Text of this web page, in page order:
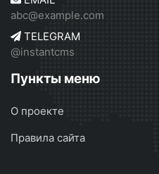
abc@example.com
TELEGRAM
@instantcms
Пункты меню
О проекте
Правила сайта